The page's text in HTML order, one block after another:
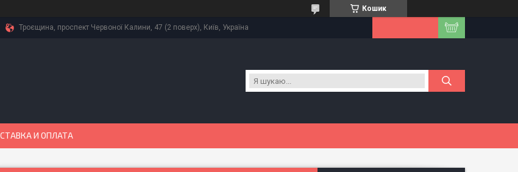
Кошик
Троєщина, проспект Червоної Калини, 47 (2 поверх), Київ, Україна
И ОПЛАТА